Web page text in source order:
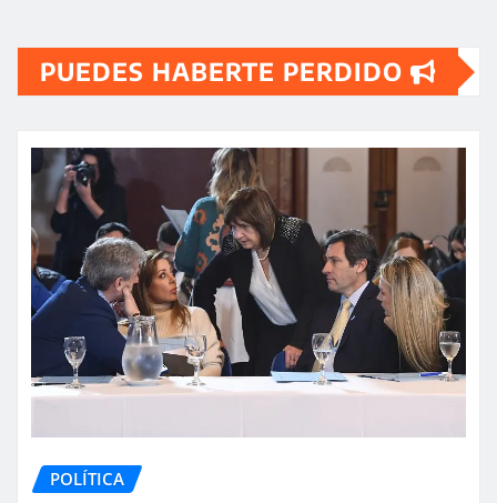
PUEDES HABERTE PERDIDO
POLÍTICA